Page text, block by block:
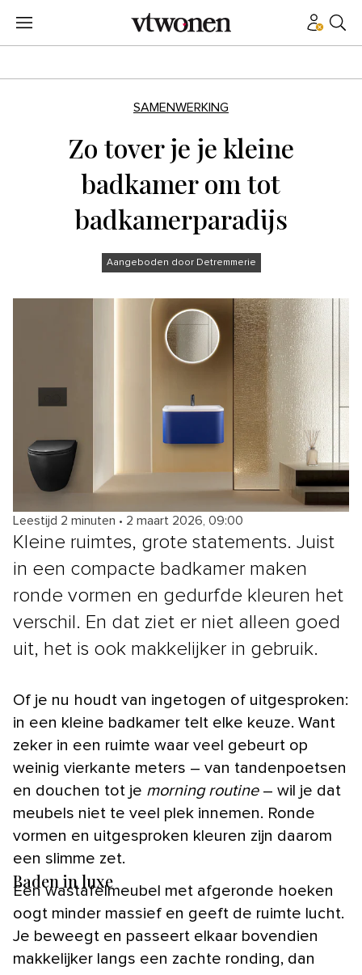
SAMENWERKING
Zo tover je je kleine
badkamer om tot
badkamerparadijs
Aangeboden door Detremmerie
Leestijd 2 minuten • 2 maart 2026, 09:00
Kleine ruimtes, grote statements. Juist
in een compacte badkamer maken
ronde vormen en gedurfde kleuren het
verschil. En dat ziet er niet alleen goed
uit, het is ook makkelijker in gebruik.
Of je nu houdt van ingetogen of uitgesproken:
in een kleine badkamer telt elke keuze. Want
zeker in een ruimte waar veel gebeurt op
weinig vierkante meters – van tandenpoetsen
en douchen tot je morning routine– wil je dat
meubels niet te veel plek innemen. Ronde
vormen en uitgesproken kleuren zijn daarom
een slimme zet.
Baden in luxe
Een wastafelmeubel met afgeronde hoeken
oogt minder massief en geeft de ruimte lucht.
Je beweegt en passeert elkaar bovendien
makkelijker langs een zachte ronding, dan